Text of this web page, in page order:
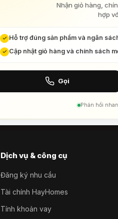
Nhận giỏ hàng,
hợp
Hỗ trợ đúng sản phẩm và ngân
Cập nhật giỏ hàng và chính sách
Gọi
Phản hồi
Dịch vụ & công cụ
Đăng ký nhu cầu
Tài chính HayHomes
Tính khoản vay